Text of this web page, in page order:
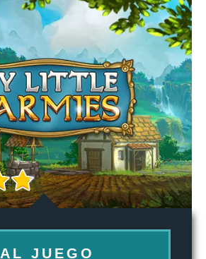
AL JUEGO